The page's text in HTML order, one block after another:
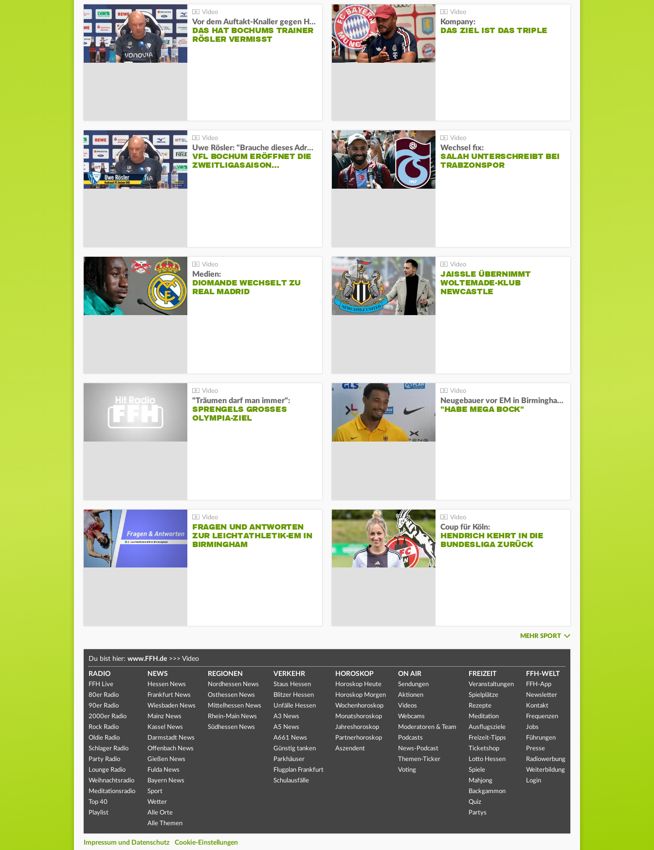
Vor dem Auftakt-Knaller gegen Hertha:
DAS HAT BOCHUMS TRAINER
RÖSLER VERMISST
Kompany:
DAS ZIEL IST DAS TRIPLE
Uwe Rösler: "Brauche dieses Adrenalin"
VFL BOCHUM ERÖFFNET DIE
ZWEITLIGASAISON…
Wechsel fix:
SALAH UNTERSCHREIBT BEI
TRABZONSPOR
Medien:
DIOMANDE WECHSELT ZU
REAL MADRID
JAISSLE ÜBERNIMMT
WOLTEMADE-KLUB
NEWCASTLE
"Träumen darf man immer":
SPRENGELS GROSSES O
LYMPIA-ZIEL
Neugebauer vor EM in Birmingham:
"HABE MEGA BOCK"
FRAGEN UND ANTWORTEN
ZUR LEICHTATHLETIK-EM IN
BIRMINGHAM
Coup für Köln:
HENDRICH KEHRT IN DIE
BUNDESLIGA ZURÜCK
MEHR SPORT
Du bist hier: www.FFH.de >>> Video
RADIO
FFH Live
80er Radio
90er Radio
2000er Radio
Rock Radio
Oldie Radio
Schlager Radio
Party Radio
Lounge Radio
Weihnachtsradio
Meditationsradio
Top 40
Playlist
NEWS
Hessen News
Frankfurt News
Wiesbaden News
Mainz News
Kassel News
Darmstadt News
Offenbach News
Gießen News
Fulda News
Bayern News
Sport
Wetter
Alle Orte
Alle Themen
REGIONEN
Nordhessen News
Osthessen News
Mittelhessen News
Rhein-Main News
Südhessen News
VERKEHR
Staus Hessen
Blitzer Hessen
Unfälle Hessen
A3 News
A5 News
A661 News
Günstig tanken
Parkhäuser
Flugplan Frankfurt
Schulausfälle
HOROSKOP
Horoskop Heute
Horoskop Morgen
Wochenhoroskop
Monatshoroskop
Jahreshoroskop
Partnerhoroskop
Aszendent
ON AIR
Sendungen
Aktionen
Videos
Webcams
Moderatoren & Team
Podcasts
News-Podcast
Themen-Ticker
Voting
FREIZEIT
Veranstaltungen
Spielplätze
Rezepte
Meditation
Ausflugsziele
Freizeit-Tipps
Ticketshop
Lotto Hessen
Spiele
Mahjong
Backgammon
Quiz
Partys
FFH-WELT
FFH-App
Newsletter
Kontakt
Frequenzen
Jobs
Führungen
Presse
Radiowerbung
Weiterbildung
Login
Impressum und Datenschutz Cookie-Einstellungen